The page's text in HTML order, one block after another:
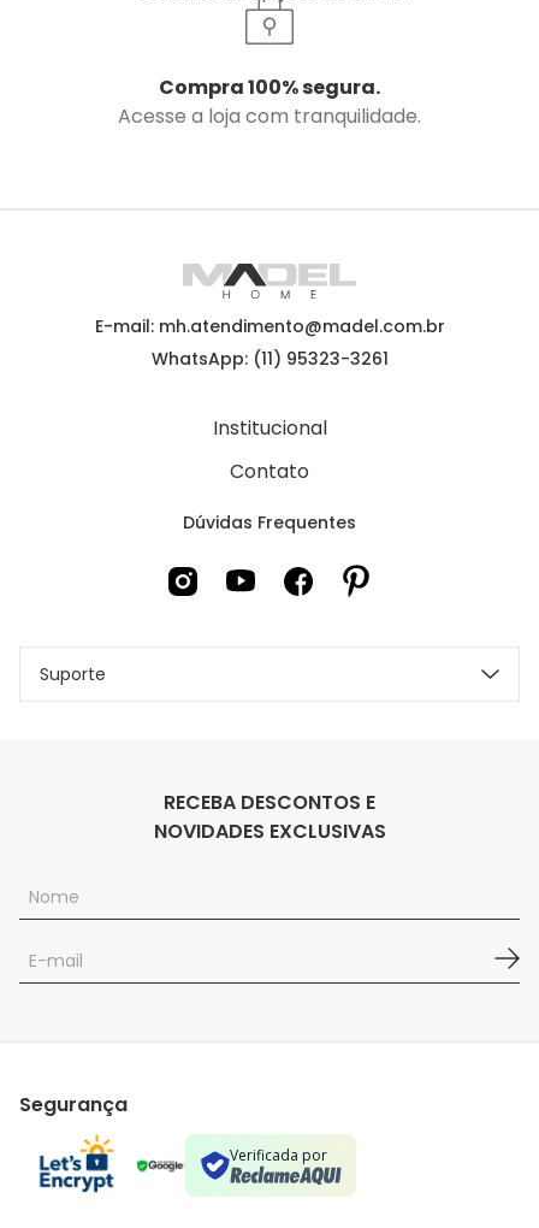
Compra 100% segura.
Acesse a loja com tranquilidade.
E-mail: mh.atendimento@madel.com.br
WhatsApp: (11) 95323-3261
Institucional
Contato
Dúvidas Frequentes
Suporte
RECEBA DESCONTOS E
NOVIDADES EXCLUSIVAS
Segurança
Verificada por